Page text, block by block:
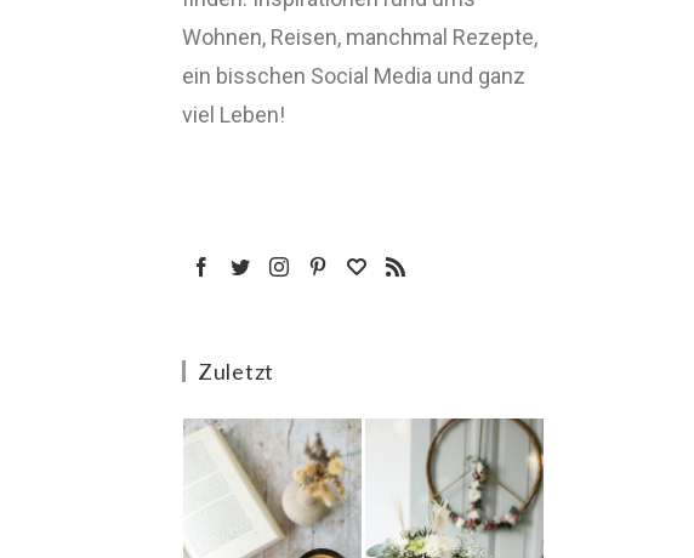
Wohnen, Reisen, manchmal Rezepte,
ein bisschen Social Media und ganz
viel Leben!
Zuletzt